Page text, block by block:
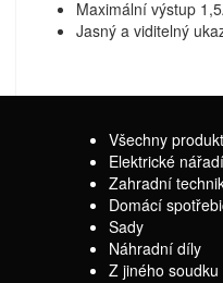
Maximální výstup
Jasný a viditelný
Všechny
Elektrické nářadí
Zahradní
Domácí
Sady
Náhradní díly
Z jiného soudku